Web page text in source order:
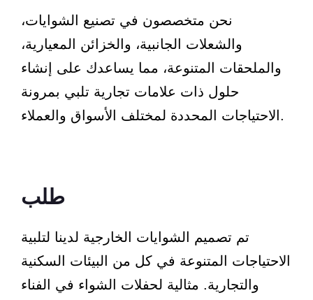
نحن متخصصون في تصنيع الشوايات،
والشعلات الجانبية، والخزائن المعيارية،
والملحقات المتنوعة، مما يساعدك على إنشاء
حلول ذات علامات تجارية تلبي بمرونة
الاحتياجات المحددة لمختلف الأسواق والعملاء.
طلب
تم تصميم الشوايات الخارجية لدينا لتلبية
الاحتياجات المتنوعة في كل من البيئات السكنية
والتجارية. مثالية لحفلات الشواء في الفناء